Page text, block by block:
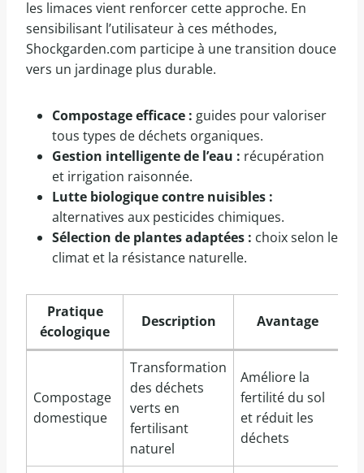
les limaces vient renforcer cette approche. En
sensibilisant l’utilisateur à ces méthodes,
Shockgarden.com participe à une transition douce
vers un jardinage plus durable.
Compostage efficace : guides pour valoriser
tous types de déchets organiques.
Gestion intelligente de l’eau : récupération
et irrigation raisonnée.
Lutte biologique contre nuisibles :
alternatives aux pesticides chimiques.
Sélection de plantes adaptées : choix selon le
climat et la résistance naturelle.
Pratique
écologique
Description Avantage
Compostage
domestique
Transformation
des déchets
verts en
fertilisant
naturel
Améliore la
fertilité du sol
et réduit les
déchets